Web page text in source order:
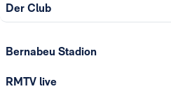
Der Club
Bernabeu Stadion
RMTV live